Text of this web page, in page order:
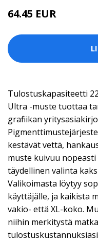
64.45 EUR
Tulostuskapasiteetti
Ultra -muste tuottaa
grafiikan
kestävät vettä,
muste kuivuu
täydellinen valinta
Valikoimasta löytyy
käyttäjälle, ja kaikista
vakio- että XL-koko.
niihin merkitystä